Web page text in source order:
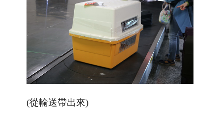
(從輸送帶出來)